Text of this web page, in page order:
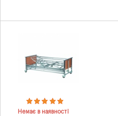
Немає в наявності